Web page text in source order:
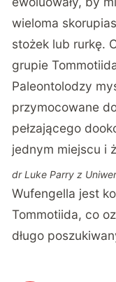
wieloma
stożek lub rurkę.
grupie
Paleontolodzy
przymocowane
pełzającego
jednym miejscu i
dr Luke Parry z
Wufengella jest
Tommotiida, co
długo